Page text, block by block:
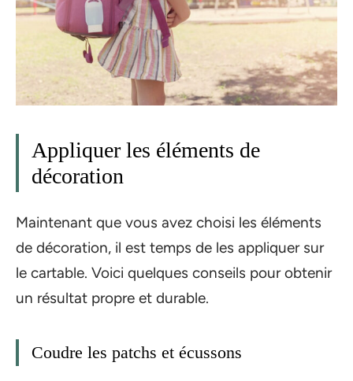
Appliquer les éléments de
décoration
Maintenant que vous avez choisi les éléments
de décoration, il est temps de les appliquer sur
le cartable. Voici quelques conseils pour obtenir
un résultat propre et durable.
Coudre les patchs et écussons